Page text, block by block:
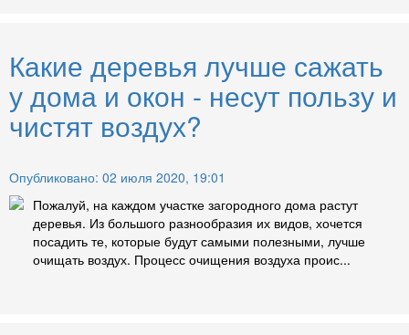
Какие деревья лучше сажать
у дома и окон - несут пользу и
чистят воздух?
Опубликовано: 02 июля 2020, 19:01
Пожалуй, на каждом участке загородного дома растут
деревья. Из большого разнообразия их видов, хочется
посадить те, которые будут самыми полезными, лучше
очищать воздух. Процесс очищения воздуха проис...